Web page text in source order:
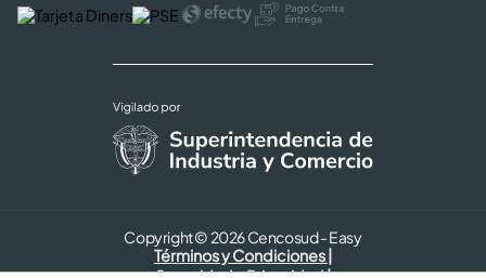
Copyright © 2026 Cencosud - Easy
Términos y Condiciones |